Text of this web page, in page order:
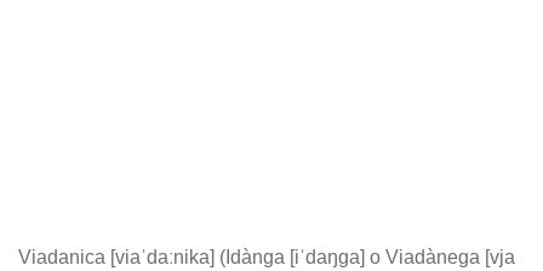
Viadanica [viaˈdaːnika] (Idànga [iˈdaŋɡa] o Viadànega [vja